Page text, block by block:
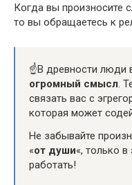
Когда вы произносите
то вы обращаетесь к
☝️В древности люди
огромный смысл.
связать вас с
которая может
Не забывайте
«от души«, только
работать!